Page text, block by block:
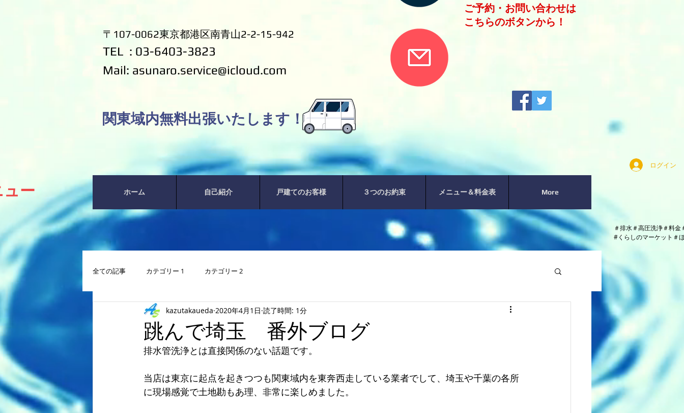
〒107-0062東京都港区南青山2-2-15-942
TEL : 03-6403-3823
​Mail: asunaro.service@icloud.com
​関東域内無料出張いたします！
ご予約・お問い合わせは
こちらのボタンから！
ログイン
ー ホーム 自己紹介 戸建てのお客様 ３つのお約束 メニュー＆料金表 More
＃排水＃高圧洗浄＃料
​#くらしのマーケット＃
全ての記事 カテゴリー 1 カテゴリー 2
跳んで埼玉 番外ブログ
kazutakaueda 2020年4月1日 読了時間: 1分
排水管洗浄とは直接関係のない話題です。
当店は東京に起点を起きつつも関東域内を東奔西走している業者でして、埼玉や千葉の各所
に現場感覚で土地勘もあ理、非常に楽しめました。